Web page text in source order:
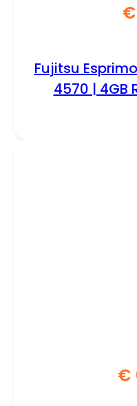
€
Fujitsu
4570 | 4GB
€